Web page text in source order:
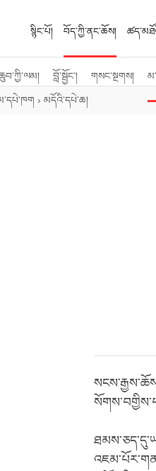
སྙིང་པོ། བོད་ཀྱི་ནང་ཆོས།
བློ་སྦྱོང་། གསང་སྔགས།
› མདོའི་དཔེ་ཆ།